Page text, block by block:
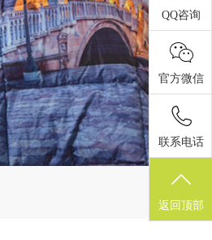
QQ咨询
官方微信
联系电话
返回顶部